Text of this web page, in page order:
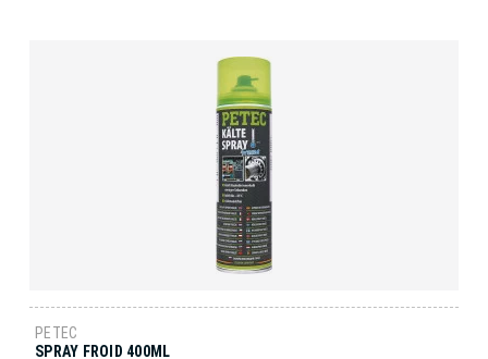
PETEC
SPRAY FROID 400ML